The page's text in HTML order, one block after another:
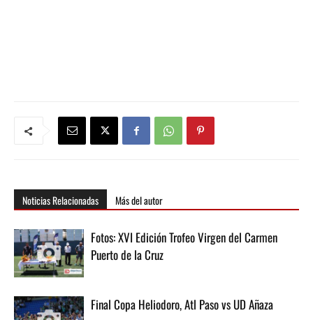
Noticias Relacionadas Más del autor
Fotos: XVI Edición Trofeo Virgen del Carmen
Puerto de la Cruz
Final Copa Heliodoro, Atl Paso vs UD Añaza